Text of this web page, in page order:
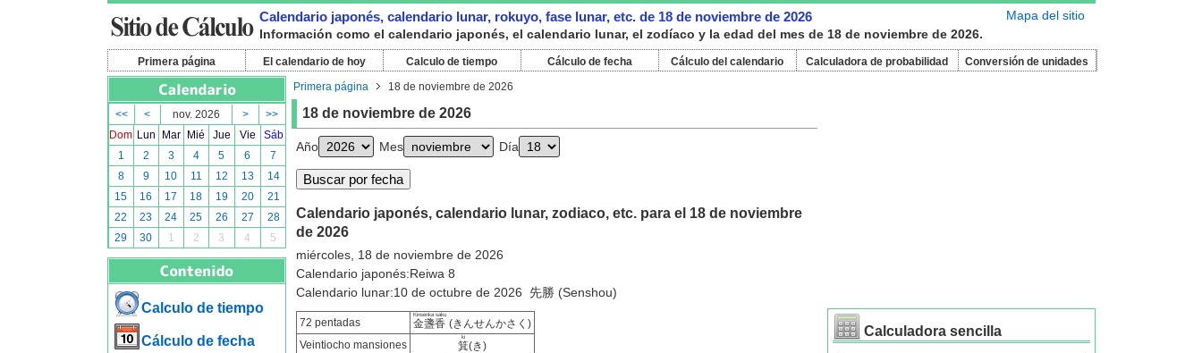
Mapa del sitio
Calendario japonés, calendario lunar, rokuyo, fase lunar, etc. de 18 de noviembre de 2026
Información como el calendario japonés, el calendario lunar, el zodíaco y la edad del mes de 18 de noviembre de 2026.
Primera página El calendario de hoy Calculo de tiempo Cálculo de fecha Cálculo del calendario Calculadora de probabilidad Conversión de unidades
<< < nov. 2026 >
>>
Dom Lun Mar Mié Jue Vie
Sáb
1
2 3 4 5 6
7
8
9 10 11 12 13
14
15
16 17 18 19 20
21
22
23 24 25 26 27
28
29
30 1 2 3 4 5
Calculo de tiempo
Cálculo de fecha
Primera página 18 de noviembre de 2026
18 de noviembre de 2026
Año Mes Día
Calendario japonés, calendario lunar, zodiaco, etc. para el 18 de noviembre
de 2026
miércoles, 18 de noviembre de 2026
Calendario japonés:Reiwa 8
Calendario lunar:10 de octubre de 2026 先勝 (Senshou)
72 pentadas 金盞香
Kinsenka saku
(きんせんかさく)
Veintiocho mansiones
箕
ki
(き)
Calculadora sencilla